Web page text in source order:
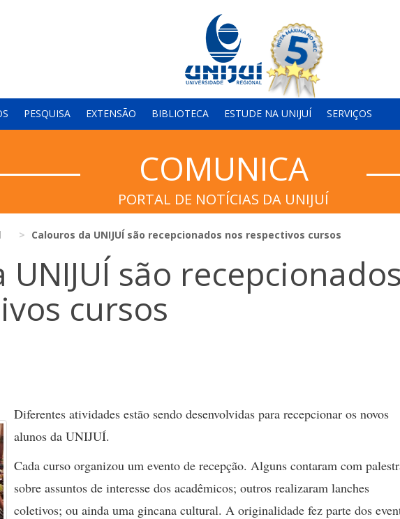
PESQUISA EXTENSÃO BIBLIOTECA ESTUDE NA UNIJUÍ SERVIÇOS
COMUNICA
PORTAL DE NOTÍCIAS DA UNIJUÍ
Calouros da UNIJUÍ são recepcionados nos respectivos cursos
são recepcionados
cursos
Diferentes atividades estão sendo desenvolvidas para recepcionar os novos
alunos da UNIJUÍ.
Cada curso organizou um evento de recepção. Alguns contaram com
sobre assuntos de interesse dos acadêmicos; outros realizaram lanches
coletivos; ou ainda uma gincana cultural. A originalidade fez parte dos